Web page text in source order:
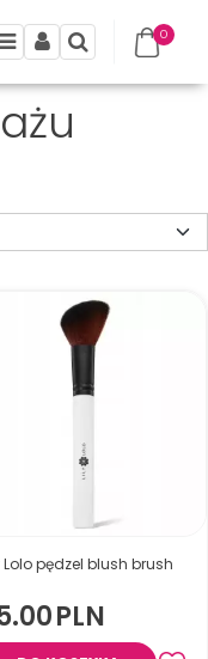
MenuPanelSzukaj
0
Lolo pędzel blush brush
PLN